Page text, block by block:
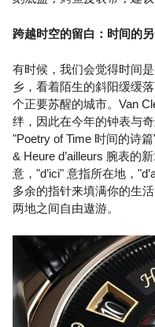
跨越时空的留白：时间的
有时候，我们会觉得时间
乡，看着陌生的斜阳缓缓
个正要苏醒的城市。Van
绊，因此在今年的钟表与
"Poetry of Time 时间的诗
& Heure d’ailleurs 腕表的
意，"d’ici" 意指所在地，
多余的指针来填满你的生
两地之间自由遨游。